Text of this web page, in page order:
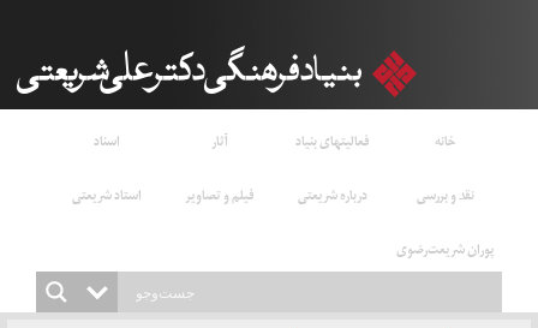
خانه فعالیتهای بنیاد آثار
اسناد
نقد و بررسی
درباره شریعتی فیلم و تصاویر
استاد شریعتی
پوران شریعت‌رضوی